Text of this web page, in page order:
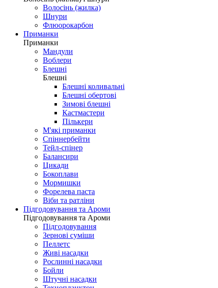
Волосінь (жилка)
Шнури
Флюорокарбон
Приманки
Приманки
Мандули
Воблери
Блешні
Блешні
Блешні коливальні
Блешні обертові
Зимові блешні
Кастмастери
Пількери
М'які приманки
Спіннербейти
Тейл-спінер
Балансири
Цикади
Бокоплави
Мормишки
Форелева паста
Віби та ратліни
Підгодовування та Ароми
Підгодовування та Ароми
Підгодовування
Зернові суміши
Пеллетс
Живі насадки
Рослинні насадки
Бойли
Штучні насадки